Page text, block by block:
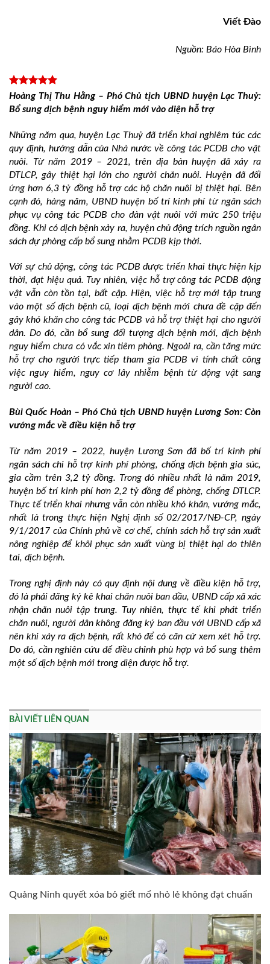
Viết Đào
Nguồn: Báo Hòa Bình
Hoàng Thị Thu Hằng – Phó Chủ tịch UBND huyện Lạc Thuỷ:
Bổ sung dịch bệnh nguy hiểm mới vào diện hỗ trợ
Những năm qua, huyện Lạc Thuỷ đã triển khai nghiêm túc các
quy định, hướng dẫn của Nhà nước về công tác PCDB cho vật
nuôi. Từ năm 2019 – 2021, trên địa bàn huyện đã xảy ra
DTLCP, gây thiệt hại lớn cho người chăn nuôi. Huyện đã đối
ứng hơn 6,3 tỷ đồng hỗ trợ các hộ chăn nuôi bị thiệt hại. Bên
cạnh đó, hàng năm, UBND huyện bố trí kinh phí từ ngân sách
phục vụ công tác PCDB cho đàn vật nuôi với mức 250 triệu
đồng. Khi có dịch bệnh xảy ra, huyện chủ động trích nguồn ngân
sách dự phòng cấp bổ sung nhằm PCDB kịp thời.
Với sự chủ động, công tác PCDB được triển khai thực hiện kịp
thời, đạt hiệu quả. Tuy nhiên, việc hỗ trợ công tác PCDB động
vật vẫn còn tồn tại, bất cập. Hiện, việc hỗ trợ mới tập trung
vào một số dịch bệnh cũ, loại dịch bệnh mới chưa đề cập đến
gây khó khăn cho công tác PCDB và hỗ trợ thiệt hại cho người
dân. Do đó, cần bổ sung đối tượng dịch bệnh mới, dịch bệnh
nguy hiểm chưa có vắc xin tiêm phòng. Ngoài ra, cần tăng mức
hỗ trợ cho người trực tiếp tham gia PCDB vì tính chất công
việc nguy hiểm, nguy cơ lây nhiễm bệnh từ động vật sang
người cao.
Bùi Quốc Hoàn – Phó Chủ tịch UBND huyện Lương Sơn: Còn
vướng mắc về điều kiện hỗ trợ
Từ năm 2019 – 2022, huyện Lương Sơn đã bố trí kinh phí
ngân sách chi hỗ trợ kinh phí phòng, chống dịch bệnh gia súc,
gia cầm trên 3,2 tỷ đồng. Trong đó nhiều nhất là năm 2019,
huyện bố trí kinh phí hơn 2,2 tỷ đồng để phòng, chống DTLCP.
Thực tế triển khai nhưng vẫn còn nhiều khó khăn, vướng mắc,
nhất là trong thực hiện Nghị định số 02/2017/NĐ-CP, ngày
9/1/2017 của Chính phủ về cơ chế, chính sách hỗ trợ sản xuất
nông nghiệp để khôi phục sản xuất vùng bị thiệt hại do thiên
tai, dịch bệnh.
Trong nghị định này có quy định nội dung về điều kiện hỗ trợ,
đó là phải đăng ký kê khai chăn nuôi ban đầu, UBND cấp xã xác
nhận chăn nuôi tập trung. Tuy nhiên, thực tế khi phát triển
chăn nuôi, người dân không đăng ký ban đầu với UBND cấp xã
nên khi xảy ra dịch bệnh, rất khó để có căn cứ xem xét hỗ trợ.
Do đó, cần nghiên cứu để điều chỉnh phù hợp và bổ sung thêm
một số dịch bệnh mới trong diện được hỗ trợ.
BÀI VIẾT LIÊN QUAN
Quảng Ninh quyết xóa bỏ giết mổ nhỏ lẻ không đạt chuẩn